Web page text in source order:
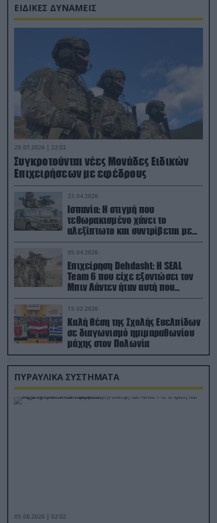
ΕΙΔΙΚΕΣ ΔΥΝΑΜΕΙΣ
29.07.2026 | 22:02
Συγκροτούνται νέες Μονάδες Ειδικών
Επιχειρήσεων με εφέδρους
23.04.2026
Ισπανία: Η στιγμή που
τεθωρακισμένο χάνει το
αλεξίπτωτο και συντρίβεται με
ορμή στο έδαφος (βίντεο)
05.04.2026
Επιχείρηση Dehdasht: Η SEAL
Team 6 που είχε εξοντώσει τον
Μπιν Λάντεν ήταν αυτή που
διέσωσε τον πιλότο του F-15
15.02.2026
Καλή θέση της Σχολής Ευελπίδων
σε διαγωνισμό ημιμαραθωνίου
μάχης στον Πολωνία
ΠΥΡΑΥΛΙΚΑ ΣΥΣΤΗΜΑΤΑ
05.08.2026 | 02:02